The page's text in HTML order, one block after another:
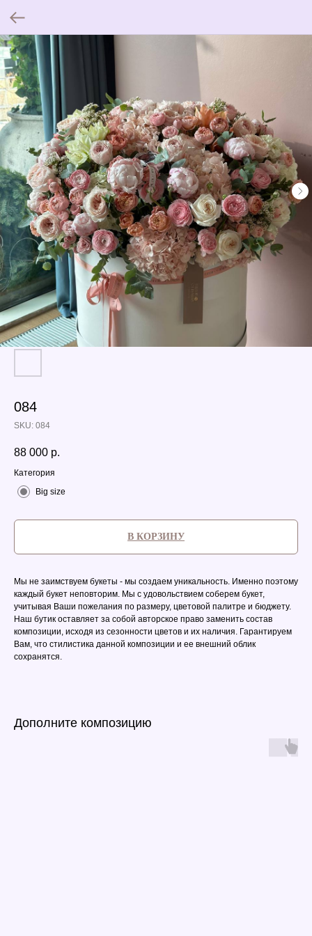
084
SKU: 084
88 000 р.
Категория
Big size
В КОРЗИНУ
Мы не заимствуем букеты - мы создаем уникальность. Именно поэтому
каждый букет неповторим. Мы с удовольствием соберем букет,
учитывая Ваши пожелания по размеру, цветовой палитре и бюджету.
Наш бутик оставляет за собой авторское право заменить состав
композиции, исходя из сезонности цветов и их наличия. Гарантируем
Вам, что стилистика данной композиции и ее внешний облик
сохранятся.
Дополните композицию